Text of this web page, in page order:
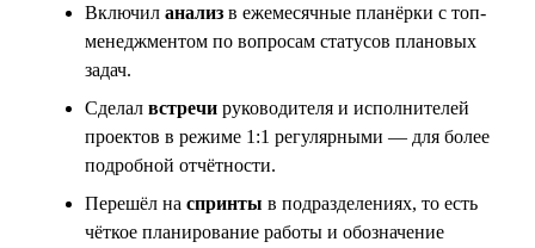
Включил анализ в ежемесячные планёрки с топ-
менеджментом по вопросам статусов плановых
задач.
Сделал встречи руководителя и исполнителей
проектов в режиме 1:1 регулярными — для более
подробной отчётности.
Перешёл на спринты в подразделениях, то есть
чёткое планирование работы и обозначение